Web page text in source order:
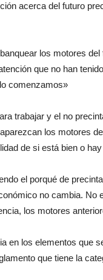
acerca del futuro
los motores
que no han
comenzamos»
trabajar y el no
los motores
de si está bien o
el porqué de
no cambia. No
los motores
en los elementos que
que tiene la